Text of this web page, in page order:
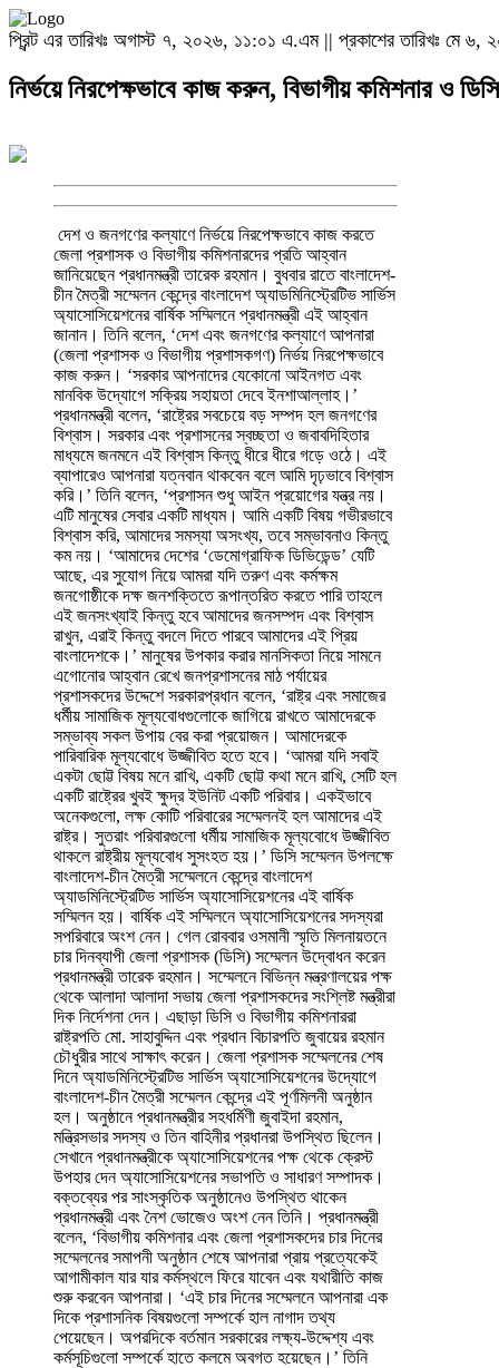
প্রিন্ট এর তারিখঃ অগাস্ট ৭, ২০২৬, ১১:০১ এ.এম || প্রকাশের তারিখঃ মে
নির্ভয়ে নিরপেক্ষভাবে কাজ করুন, বিভাগীয় কমিশনার ও
দেশ ও জনগণের কল্যাণে নির্ভয়ে নিরপেক্ষভাবে কাজ করতে
জেলা প্রশাসক ও বিভাগীয় কমিশনারদের প্রতি আহ্বান
জানিয়েছেন প্রধানমন্ত্রী তারেক রহমান। বুধবার রাতে বাংলাদেশ-
চীন মৈত্রী সম্মেলন কেন্দ্রে বাংলাদেশ অ্যাডমিনিস্ট্রেটিভ সার্ভিস
অ্যাসোসিয়েশনের বার্ষিক সম্মিলনে প্রধানমন্ত্রী এই আহ্বান
জানান। তিনি বলেন, ‘দেশ এবং জনগণের কল্যাণে আপনারা
(জেলা প্রশাসক ও বিভাগীয় প্রশাসকগণ) নির্ভয় নিরপেক্ষভাবে
কাজ করুন। ‘সরকার আপনাদের যেকোনো আইনগত এবং
মানবিক উদ্যোগে সক্রিয় সহায়তা দেবে ইনশাআল্লাহ।’
প্রধানমন্ত্রী বলেন, ‘রাষ্ট্রের সবচেয়ে বড় সম্পদ হল জনগণের
বিশ্বাস। সরকার এবং প্রশাসনের স্বচ্ছতা ও জবাবদিহিতার
মাধ্যমে জনমনে এই বিশ্বাস কিন্তু ধীরে ধীরে গড়ে ওঠে। এই
ব্যাপারেও আপনারা যত্নবান থাকবেন বলে আমি দৃঢ়ভাবে বিশ্বাস
করি।’ তিনি বলেন, ‘প্রশাসন শুধু আইন প্রয়োগের যন্ত্র নয়।
এটি মানুষের সেবার একটি মাধ্যম। আমি একটি বিষয় গভীরভাবে
বিশ্বাস করি, আমাদের সমস্যা অসংখ্য, তবে সম্ভাবনাও কিন্তু
কম নয়। ‘আমাদের দেশের ‘ডেমোগ্রাফিক ডিভিডেন্ড’ যেটি
আছে, এর সুযোগ নিয়ে আমরা যদি তরুণ এবং কর্মক্ষম
জনগোষ্ঠীকে দক্ষ জনশক্তিতে রূপান্তরিত করতে পারি তাহলে
এই জনসংখ্যাই কিন্তু হবে আমাদের জনসম্পদ এবং বিশ্বাস
রাখুন, এরাই কিন্তু বদলে দিতে পারবে আমাদের এই প্রিয়
বাংলাদেশকে।’ মানুষের উপকার করার মানসিকতা নিয়ে সামনে
এগোনোর আহ্বান রেখে জনপ্রশাসনের মাঠ পর্যায়ের
প্রশাসকদের উদ্দেশে সরকারপ্রধান বলেন, ‘রাষ্ট্র এবং সমাজের
ধর্মীয় সামাজিক মূল্যবোধগুলোকে জাগিয়ে রাখতে আমাদেরকে
সম্ভাব্য সকল উপায় বের করা প্রয়োজন। আমাদেরকে
পারিবারিক মূল্যবোধে উজ্জীবিত হতে হবে। ‘আমরা যদি সবাই
একটা ছোট্ট বিষয় মনে রাখি, একটি ছোট্ট কথা মনে রাখি, সেটি হল
একটি রাষ্ট্রের খুবই ক্ষুদ্র ইউনিট একটি পরিবার। একইভাবে
অনেকগুলো, লক্ষ কোটি পরিবারের সম্মেলনই হল আমাদের এই
রাষ্ট্র। সুতরাং পরিবারগুলো ধর্মীয় সামাজিক মূল্যবোধে উজ্জীবিত
থাকলে রাষ্ট্রীয় মূল্যবোধ সুসংহত হয়।’ ডিসি সম্মেলন উপলক্ষে
বাংলাদেশ-চীন মৈত্রী সম্মেলনে কেন্দ্রে বাংলাদেশ
অ্যাডমিনিস্ট্রেটিভ সার্ভিস অ্যাসোসিয়েশনের এই বার্ষিক
সম্মিলন হয়। বার্ষিক এই সম্মিলনে অ্যাসোসিয়েশনের সদস্যরা
সপরিবারে অংশ নেন। গেল রোববার ওসমানী স্মৃতি মিলনায়তনে
চার দিনব্যাপী জেলা প্রশাসক (ডিসি) সম্মেলন উদ্বোধন করেন
প্রধানমন্ত্রী তারেক রহমান। সম্মেলনে বিভিন্ন মন্ত্রণালয়ের পক্ষ
থেকে আলাদা আলাদা সভায় জেলা প্রশাসকদের সংশ্লিষ্ট মন্ত্রীরা
দিক নির্দেশনা দেন। এছাড়া ডিসি ও বিভাগীয় কমিশনাররা
রাষ্ট্রপতি মো. সাহাবুদ্দিন এবং প্রধান বিচারপতি জুবায়ের রহমান
চৌধুরীর সাথে সাক্ষাৎ করেন। জেলা প্রশাসক সম্মেলনের শেষ
দিনে অ্যাডমিনিস্ট্রেটিভ সার্ভিস অ্যাসোসিয়েশনের উদ্যোগে
বাংলাদেশ-চীন মৈত্রী সম্মেলন কেন্দ্রে এই পূর্ণমিলনী অনুষ্ঠান
হল। অনুষ্ঠানে প্রধানমন্ত্রীর সহধর্মিণী জুবাইদা রহমান,
মন্ত্রিসভার সদস্য ও তিন বাহিনীর প্রধানরা উপস্থিত ছিলেন।
সেখানে প্রধানমন্ত্রীকে অ্যাসোসিয়েশনের পক্ষ থেকে ক্রেস্ট
উপহার দেন অ্যাসোসিয়েশনের সভাপতি ও সাধারণ সম্পাদক।
বক্তব্যের পর সাংস্কৃতিক অনুষ্ঠানেও উপস্থিত থাকেন
প্রধানমন্ত্রী এবং নৈশ ভোজেও অংশ নেন তিনি। প্রধানমন্ত্রী
বলেন, ‘বিভাগীয় কমিশনার এবং জেলা প্রশাসকদের চার দিনের
সম্মেলনের সমাপনী অনুষ্ঠান শেষে আপনারা প্রায় প্রত্যেকেই
আগামীকাল যার যার কর্মস্থলে ফিরে যাবেন এবং যথারীতি কাজ
শুরু করবেন আপনারা। ‘এই চার দিনের সম্মেলনে আপনারা এক
দিকে প্রশাসনিক বিষয়গুলো সম্পর্কে হাল নাগাদ তথ্য
পেয়েছেন। অপরদিকে বর্তমান সরকারের লক্ষ্য-উদ্দেশ্য এবং
কর্মসূচিগুলো সম্পর্কে হাতে কলমে অবগত হয়েছেন।’ তিনি
নয় বরং এটি এখন দেশের জনগণের ইশতেহার।’ এখন
ইশতেহার বাস্তবায়নের পালা, এ কথা তুলে ধরে তারেক রহমান
বলেন, ‘জনগণের কাছে দেওয়া আমাদের অঙ্গীকারগুলো এই
মুহূর্তে আপনাদের সামনে আমি পুনরায় বিস্তারিতভাবে তুলে ধরতে
চাই না। তবে শুধু এতটুকু বলব, জনস্বার্থে নেওয়া সরকারের
কাজগুলো বাস্তবায়নের প্রধান দায়িত্ব জনপ্রশাসনের ওপর
বর্তায় এবং তাই সরকারের কর্মসূচি বাস্তবায়নের জন্য প্রশাসনের
সাফল্য শেষ পর্যন্ত সরকারের সাফল্য হয়ে দাঁড়ায়। ‘এ জন্য
আমি বলি, জনপ্রশাসনের কর্মকর্তাগণ বিশেষ করে বিভাগীয়
কমিশনার এবং জেলা প্রশাসকগণ হচ্ছেন মাঠ পর্যায়ে সরকারের
প্রশাসনিক ‘অ্যাম্বাসেডর’।’ বর্তমান সরকারের কাছে জনগণের
‘প্রত্যাশা অনেক’, এ কথা তুলে ধরে প্রধানমন্ত্রী বলেন,
“বর্তমান গণতান্ত্রিক সরকার জনগণের সকল যৌক্তিক প্রত্যাশা
সাধ্যমতন পূরণ করতে বদ্ধ পরিকর। এটি জনগণের প্রতি
আমাদের অঙ্গীকার। ‘আমরা কথায় কথায় বলি, জনগণ রাষ্ট্রের
মালিক। জনগণ যদি সত্যিই রাষ্ট্রের মালিক হয়, তাহলে এই
মালিক, তারা যখন অফিস আদালতে তাদের সমস্যা নিয়ে যান,
তারা যেন আপনাদের সেবায় কিছুটা হলেও রাষ্ট্রের মালিকানা
অনুভব করতে পারেন। সেটি নিশ্চিত করা কিন্তু আপনাদের
দায়িত্বের অংশ বলে আমি মনে করি।’ তিনি বলেন, সেবা
পাওয়ার ক্ষেত্রে জনগণ যদি সংশ্লিষ্ট কর্মকর্তাদের আন্তরিক
ব্যবহার পার তাহলে এটি রাষ্ট্র এবং সরকারের প্রতি জনগণের
আস্থা এবং বিশ্বাসকে বৃদ্ধি করে। আর যদি হয়রানির শিকার হন
তাহলে তিনি শুধু একটি সেবা থেকেই বঞ্চিত হন না। বরং একই
সাথে রাষ্ট্র এবং সরকারের প্রতি তার শ্রদ্ধা এবং বিশ্বাস নষ্ট
হয়। রাষ্ট্র এবং সরকারের ওপর জনগণের আস্থা তৈরির ক্ষেত্রে
মাঠ পর্যায়ের কর্মকর্তাদের কার্যক্রম ভূমিকা পালন করে তুলে ধরে
সরকারপ্রধান বলেন, ‘তাৎক্ষণিকভাবে হয়ত সবকিছুর সমাধান
করে দেয়া সম্ভব নয়, এটি আমরা বুঝি। কিন্তু ভুক্তভোগীর
মনে অন্তত এই ধারণা জন্ম নেবে বা জন্ম নেওয়া জরুরি যে
আপনি কিংবা আপনার অফিস তার সমস্যা সমাধানের ব্যাপারে
আন্তরিক।’ জনপ্রশাসনকে জনমুখী করে গড়ে তোলার ওপর
গুরুত্বারোপ করে তিনি বলেন, ‘প্রশাসনকে জনমুখী করে গড়ে
তুলতেই হবে আমাদের। সেই কাজটি আপনাদের ভূমিকার ওপরে
বলা যায় প্রায় পুরোপুরি নির্ভর করে। আমাদের সরকার এমন
একটি জনমুখী সরকার প্রশাসন চায় যেখানে সরকারি দপ্তরে
সাধারণ মানুষের মানুষ সম্মানের সাথে দ্রুত স্বচ্ছ এবং হয়রানি
মুক্তভাবে সেবা পাবে। এ বিষয়টি আপনারা নিশ্চিত করতে
সক্ষম। প্রধানমন্ত্রী বলেন, আইন অবশ্যই গুরুত্বপূর্ণ কিন্তু
মানবিকতাও আরো বেশি তাৎপর্যপূর্ণ। ‘একজন বৃদ্ধ কিংবা
অসুস্থ মানুষ আপনাদের অফিসের সামনে কিংবা সেবার জন্য
লাইনে দাঁড়িয়ে থাকেন তখন তাদের বিষয়গুলো আইনগত উপায়ে
সমাধানের পাশাপাশি তাদের প্রতি মানবিক আচরণও খুবই
জরুরি। সেবাগ্রহীতার প্রতি আপনাদের আন্তরিকতা,
দায়িত্বশীলতা, তাদের প্রতি রাষ্ট্র এবং সরকারের ব্যবস্থা
সম্পর্কে ইতিবাচক ধারণা জন্ম দেয়। ‘হয়ত এই বিষয়গুলো
অনেকের কাছে ছোট মনে হতে পারে। কিন্তু জনমনের প্রভাব
কিন্তু অনেক বেশি। ভবিষ্যতে এসব বিষয়গুলোর প্রতি আরো
মনোযোগী এবং যত্নবান থাকার জন্য আমি আপনাদের দৃষ্টি
আকর্ষণ করছি।’ অ্যাডমিনিস্ট্রেটিভ সার্ভিস অ্যাসোসিয়েশনের
সভাপতি সংস্কৃতি সচিব কানিজ মওলার সভাপতিত্বে অনুষ্ঠানে
অন্যদের মধ্যে বক্তব্য রাখেন প্রধানমন্ত্রীর উপদেষ্টা ইসমাইল
জবিহউল্লাহ, জনপ্রশাসন প্রতিমন্ত্রী আব্দুল বারী, মন্ত্রি পরিষদ
সচিব নাসিমুল গনি, প্রধানমন্ত্রীর মূখ্য সচিব এ বি এম আবদুস